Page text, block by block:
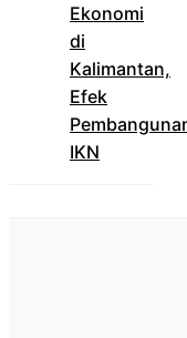
Ekonomi
di
Kalimantan,
Efek
IKN